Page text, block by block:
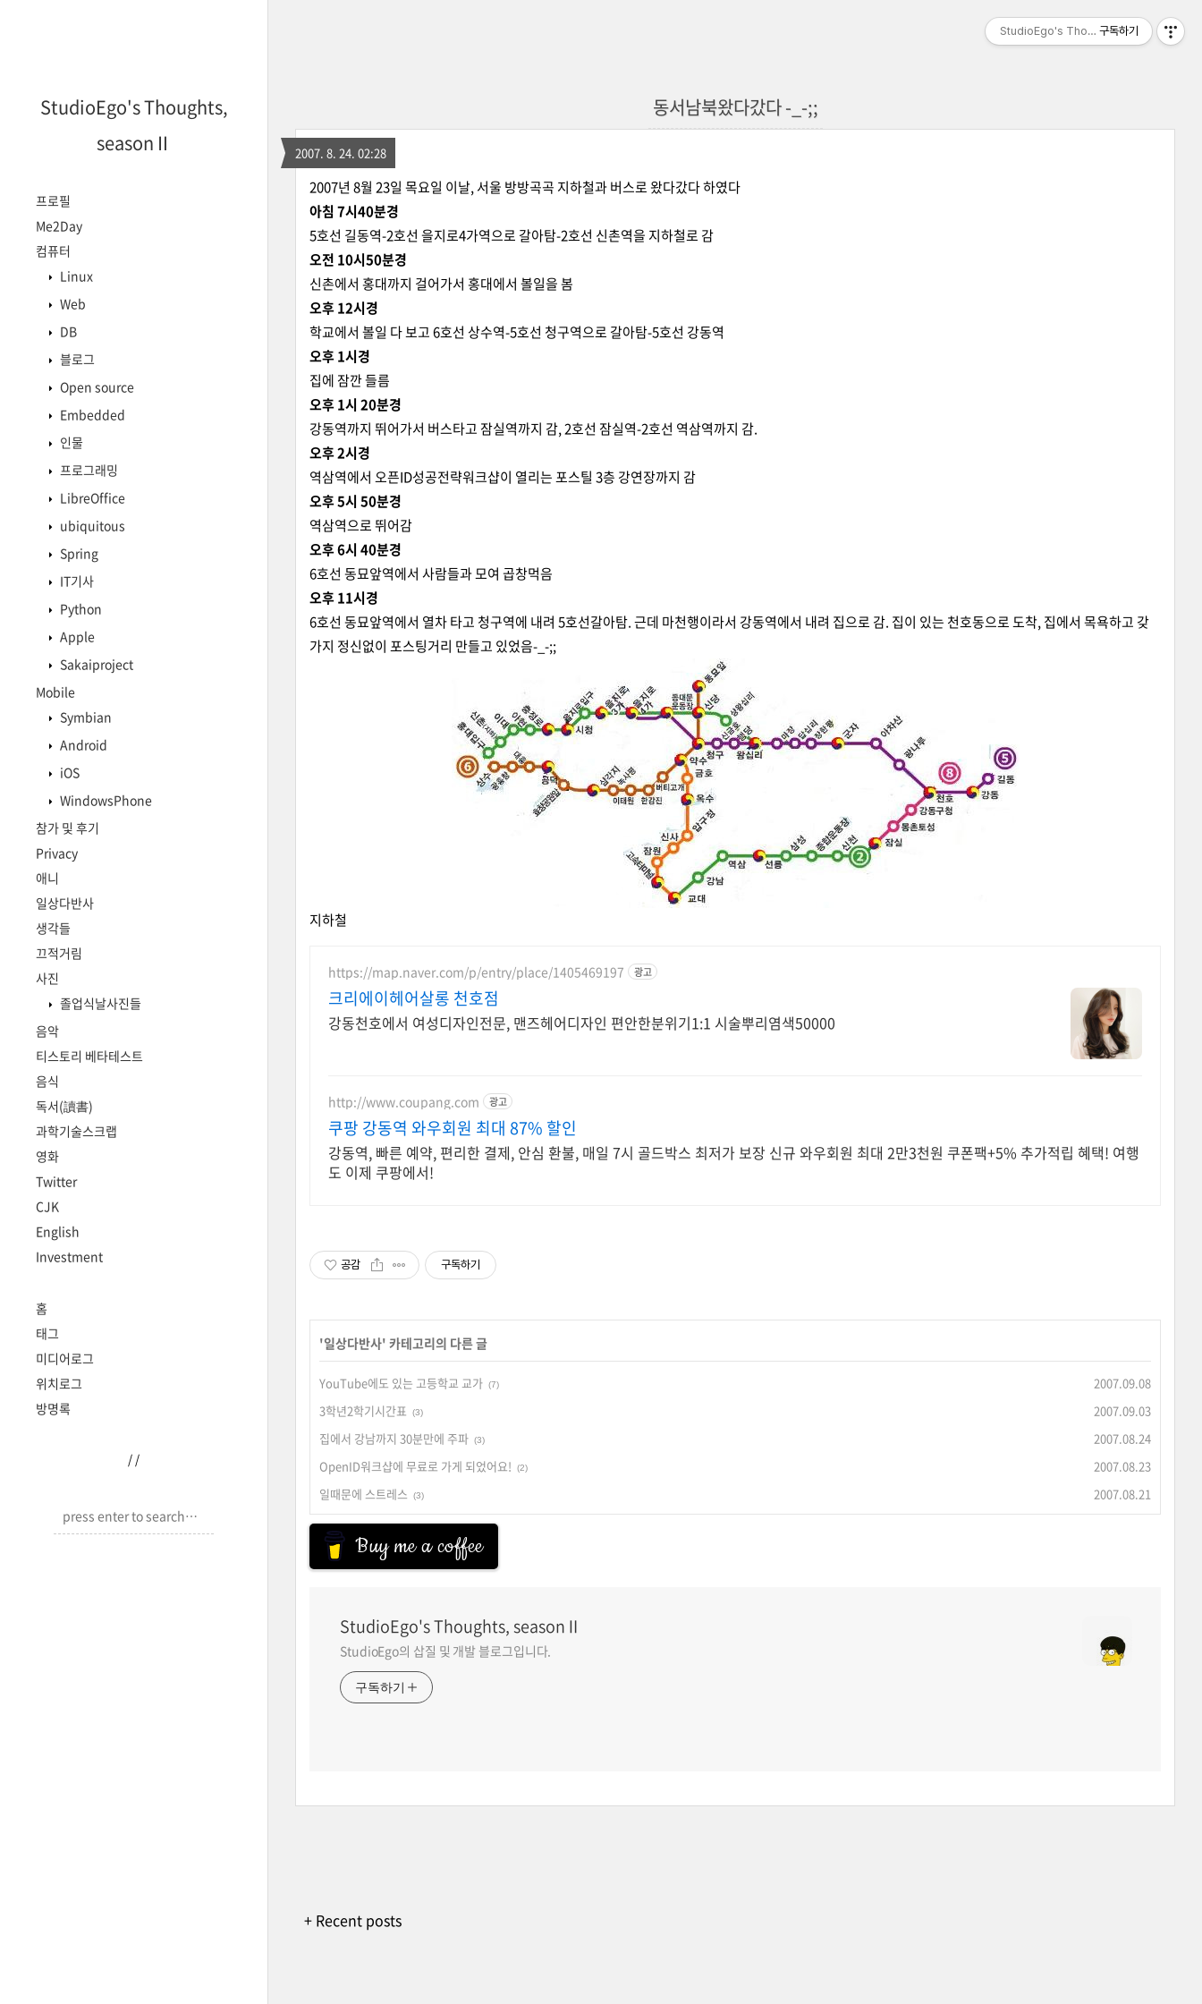
StudioEgo's Thoughts,
seasonⅡ
프로필
Me2Day
컴퓨터
Linux
Web
DB
블로그
Open source
Embedded
인물
프로그래밍
LibreOffice
ubiquitous
Spring
IT기사
Python
Apple
Sakaiproject
Mobile
Symbian
Android
iOS
WindowsPhone
참가 및 후기
Privacy
애니
일상다반사
생각들
끄적거림
사진
졸업식날사진들
음악
티스토리 베타테스트
음식
독서(讀書)
과학기술스크랩
영화
Twitter
CJK
English
Investment
홈
태그
미디어로그
위치로그
방명록
/ /
동서남북왔다갔다 -_-;;
2007. 8. 24. 02:28
2007년 8월 23일 목요일 이날, 서울 방방곡곡 지하철과 버스로 왔다갔다 하였다
아침 7시40분경
5호선 길동역-2호선 을지로4가역으로 갈아탐-2호선 신촌역을 지하철로 감
오전 10시50분경
신촌에서 홍대까지 걸어가서 홍대에서 볼일을 봄
오후 12시경
학교에서 볼일 다 보고 6호선 상수역-5호선 청구역으로 갈아탐-5호선 강동역
오후 1시경
집에 잠깐 들름
오후 1시 20분경
강동역까지 뛰어가서 버스타고 잠실역까지 감, 2호선 잠실역-2호선 역삼역까지 감.
오후 2시경
역삼역에서 오픈ID성공전략워크샵이 열리는 포스틸 3층 강연장까지 감
오후 5시 50분경
역삼역으로 뛰어감
오후 6시 40분경
6호선 동묘앞역에서 사람들과 모여 곱창먹음
오후 11시경
6호선 동묘앞역에서 열차 타고 청구역에 내려 5호선갈아탐. 근데 마천행이라서 강동역에서 내려 집으로 감. 집이 있는 천호동으로 도착, 집에서 목욕하고 갖
가지 정신없이 포스팅거리 만들고 있었음-_-;;
지하철
https://map.naver.com/p/entry/place/1405469197 광고
크리에이헤어살롱 천호점
강동천호에서 여성디자인전문, 맨즈헤어디자인 편안한분위기1:1 시술뿌리염색50000
http://www.coupang.com 광고
쿠팡 강동역 와우회원 최대 87% 할인
강동역, 빠른 예약, 편리한 결제, 안심 환불, 매일 7시 골드박스 최저가 보장 신규 와우회원 최대 2만3천원 쿠폰팩+5% 추가적립 혜택! 여행
도 이제 쿠팡에서!
공감 구독하기
'일상다반사' 카테고리의 다른 글
YouTube에도 있는 고등학교 교가 (7)
2007.09.08
3학년2학기시간표
(3)
2007.09.03
집에서 강남까지 30분만에 주파 (3)
2007.08.24
OpenID워크샵에 무료로 가게 되었어요!
(2)
2007.08.23
일때문에 스트레스
(3) 2007.08.21
Buy me a coffee
StudioEgo's Thoughts, seasonⅡ
StudioEgo의 삽질 및 개발 블로그입니다.
구독하기
+ Recent posts
StudioEgo's Thoughts, seasonⅡ
구독하기